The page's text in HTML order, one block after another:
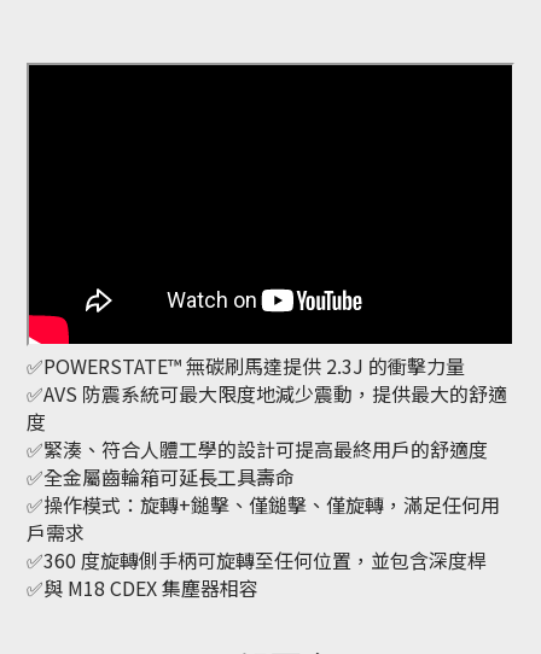
✅POWERSTATE™ 無碳刷馬達提供 2.3J 的衝擊力量
✅AVS 防震系統可最大限度地減少震動，提供最大的舒適
度
✅緊湊、符合人體工學的設計可提高最終用戶的舒適度​
✅全金屬齒輪箱可延長工具壽命
✅操作模式：旋轉+鎚擊、僅鎚擊、僅旋轉，滿足任何用
戶需求
✅360 度旋轉側手柄可旋轉至任何位置，並包含深度桿​
✅與 M18 CDEX 集塵器相容